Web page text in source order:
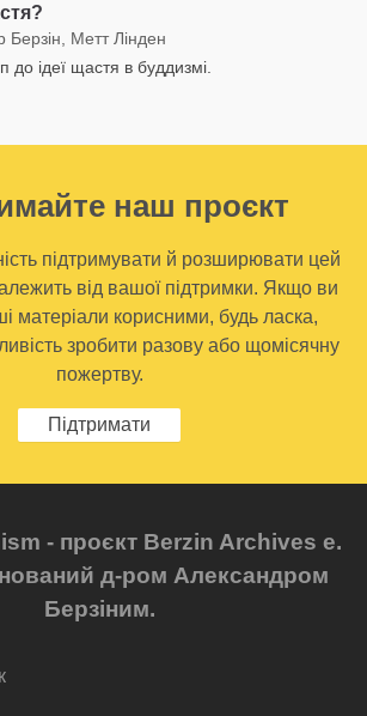
Берзін, Метт Лінден
до ідеї щастя в буддизмі.
наш проєкт
підтримувати й розширювати цей
від вашої підтримки. Якщо ви
матеріали корисними, будь ласка,
зробити разову або щомісячну
пожертву.
Підтримати
- проєкт Berzin Archives e.
д-ром Александром
Берзіним.